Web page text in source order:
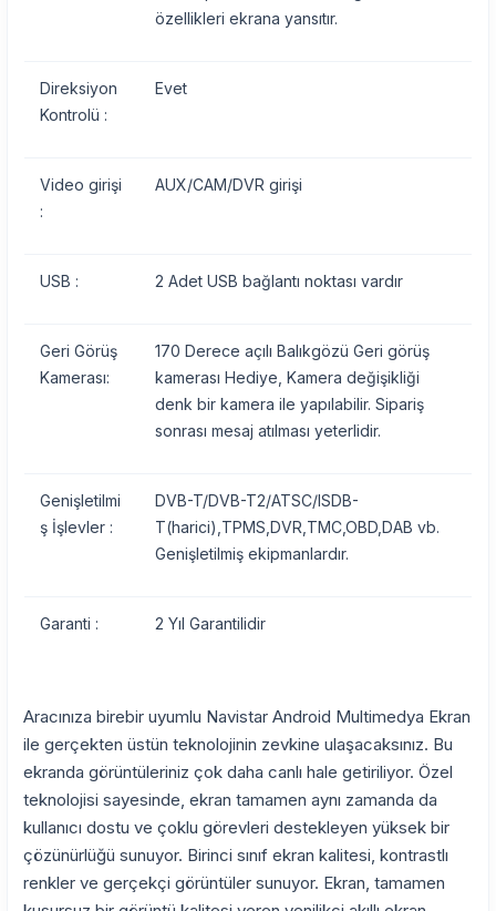
özellikleri ekrana yansıtır.
Direksiyon
Kontrolü :
Evet
Video girişi
:
AUX/CAM/DVR girişi
USB : 2 Adet USB bağlantı noktası vardır
Geri Görüş
Kamerası:
170 Derece açılı Balıkgözü Geri görüş
kamerası Hediye, Kamera değişikliği
denk bir kamera ile yapılabilir. Sipariş
sonrası mesaj atılması yeterlidir.
Genişletilmi
ş İşlevler :
DVB-T/DVB-T2/ATSC/ISDB-
T(harici),TPMS,DVR,TMC,OBD,DAB vb.
Genişletilmiş ekipmanlardır.
Garanti : 2 Yıl Garantilidir
Aracınıza birebir uyumlu Navistar Android Multimedya Ekran
ile gerçekten üstün teknolojinin zevkine ulaşacaksınız. Bu
ekranda görüntüleriniz çok daha canlı hale getiriliyor. Özel
teknolojisi sayesinde, ekran tamamen aynı zamanda da
kullanıcı dostu ve çoklu görevleri destekleyen yüksek bir
çözünürlüğü sunuyor. Birinci sınıf ekran kalitesi, kontrastlı
renkler ve gerçekçi görüntüler sunuyor. Ekran, tamamen